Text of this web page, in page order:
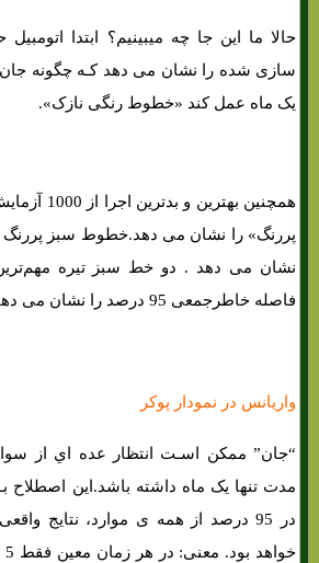
سازی شده را نشان می دهد کـه چگونه
یک ماه عمل کند «خطوط رنگی نازک».
همچنین
پررنگ» را نشان می دهد.خطوط سبز پررنگ
نشان می دهد . دو خط سبز تیره
فاصله خاطرجمعی 95 درصد را نشان می دهند .
واریانس در نمودار پوکر
“جان” ممکن اسـت انتظار عده اي از
مدت تنها یک ماه داشته باشد.این اصطلاح
در 95 درصد از همه ی موارد، نتایج